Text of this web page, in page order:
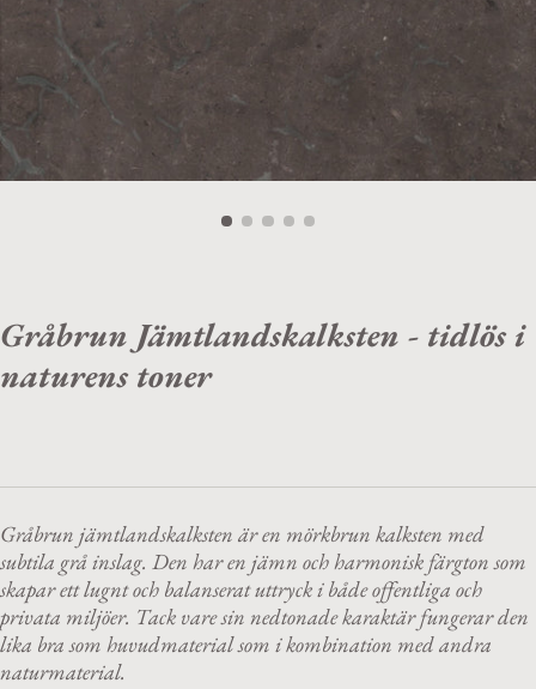
Gråbrun Jämtlandskalksten - tidlös i
naturens toner
Gråbrun jämtlandskalksten är en mörkbrun kalksten med
subtila grå inslag. Den har en jämn och harmonisk färgton som
skapar ett lugnt och balanserat uttryck i både offentliga och
privata miljöer. Tack vare sin nedtonade karaktär fungerar den
lika bra som huvudmaterial som i kombination med andra
naturmaterial.